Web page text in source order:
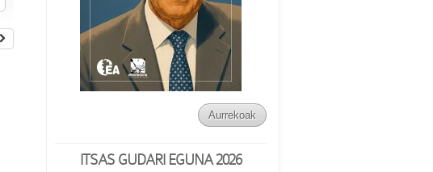
Aurrekoak
ITSAS GUDARI EGUNA 2026